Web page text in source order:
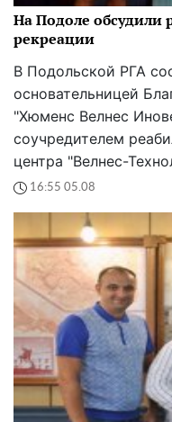
На Подоле обсудили
рекреации
В Подольской РГА
основательницей
"Хюменс Велнес
соучредителем
центра "Велнес-
16:55 05.08